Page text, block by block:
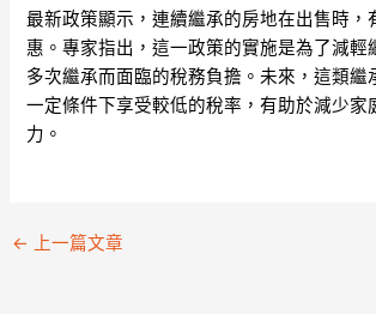
最新政策顯示，連續繼承的房地在出售時，
惠。專家指出，這一政策的實施是為了減輕
多次繼承而面臨的稅務負擔。未來，這類繼
一定條件下享受較低的稅率，有助於減少家
力。
← 上一篇文章